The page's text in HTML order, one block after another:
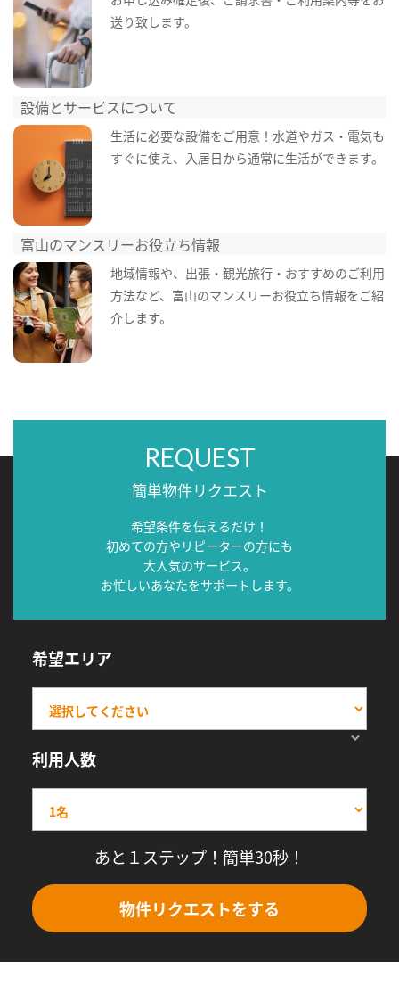
送り致します。
設備とサービスについて
生活に必要な設備をご用意！水道やガス・電気も
すぐに使え、入居日から通常に生活ができます。
富山のマンスリーお役立ち情報
地域情報や、出張・観光旅行・おすすめのご利用
方法など、富山のマンスリーお役立ち情報をご紹
介します。
REQUEST
簡単物件リクエスト
希望条件を伝えるだけ！
初めての方やリピーターの方にも
大人気のサービス。
お忙しいあなたをサポートします。
希望エリア
利用人数
あと１ステップ！簡単30秒！
物件リクエストをする